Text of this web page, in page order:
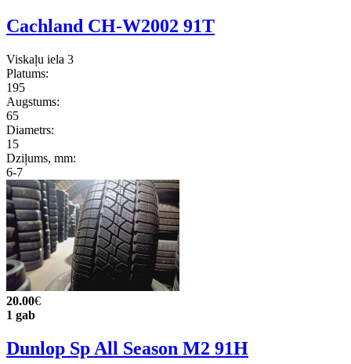
Cachland CH-W2002 91T
Viskaļu iela 3
Platums:
195
Augstums:
65
Diametrs:
15
Dziļums, mm:
6-7
20.00€
1 gab
Dunlop Sp All Season M2 91H